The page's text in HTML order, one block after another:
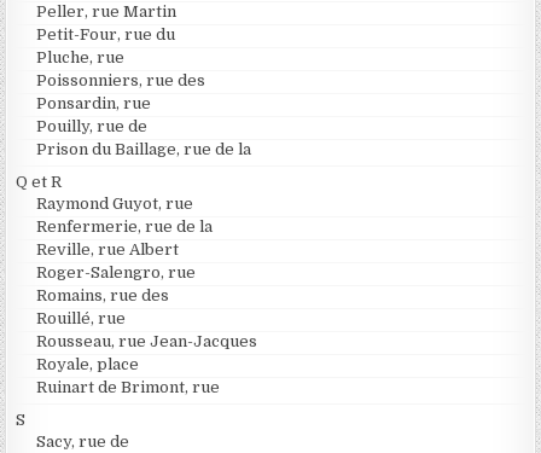
Peller, rue Martin
Petit-Four, rue du
Pluche, rue
Poissonniers, rue des
Ponsardin, rue
Pouilly, rue de
Prison du Baillage, rue de la
Q et R
Raymond Guyot, rue
Renfermerie, rue de la
Reville, rue Albert
Roger-Salengro, rue
Romains, rue des
Rouillé, rue
Rousseau, rue Jean-Jacques
Royale, place
Ruinart de Brimont, rue
S
Sacy, rue de